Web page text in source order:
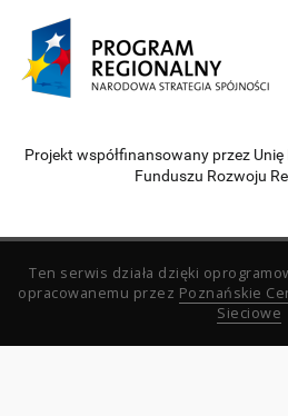
Projekt współfinansowany przez
Funduszu Rozwoju
Ten serwis działa dzięki
opracowanemu przez Poznańskie
Sieciowe